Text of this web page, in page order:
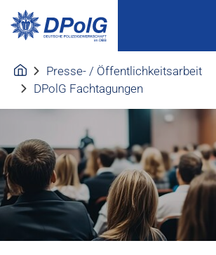
Presse- / Öffentlichkeitsarbeit
DPolG Fachtagungen